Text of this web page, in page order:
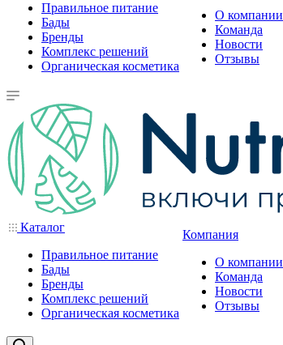
Правильное питание
Бады
Бренды
Комплекс решений
Органическая косметика
О компании
Команда
Новости
Отзывы
Каталог
Правильное питание
Бады
Бренды
Комплекс решений
Органическая косметика
Компания
О компании
Команда
Новости
Отзывы